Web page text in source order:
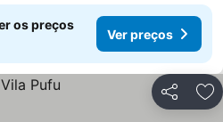
os preços
Ver preços
Partilhar